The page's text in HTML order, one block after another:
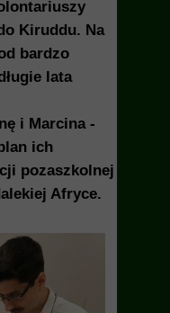
Kiruddu. Na
bardzo
lata
i Marcina -
ich
pozaszkolnej
Afryce.